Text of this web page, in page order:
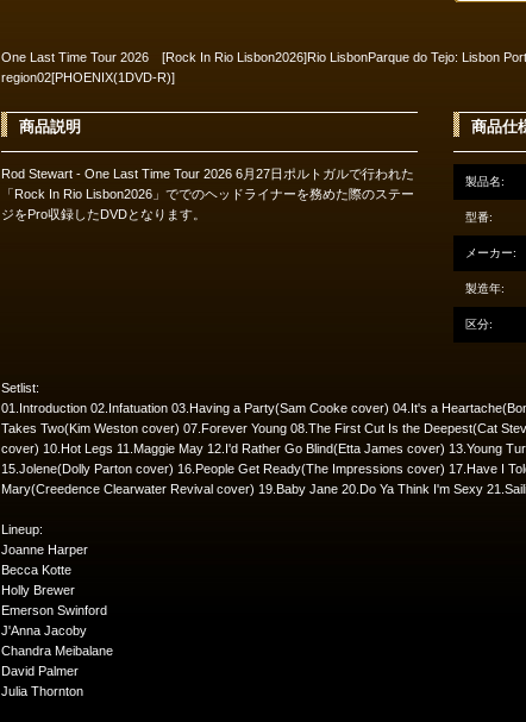
One Last Time Tour 2026 [Rock In Rio Lisbon2026]Rio LisbonParque do Tejo: Lisbon
region02[PHOENIX(1DVD-R)]
商品説明
Rod Stewart - One Last Time Tour 2026 6月27日ポルトガルで行われた
「Rock In Rio Lisbon2026」ででのヘッドライナーを務めた際のステー
ジをPro収録したDVDとなります。
商品仕
製品名:
型番:
メーカー:
製造年:
区分:
Setlist:
01.Introduction 02.Infatuation 03.Having a Party(Sam Cooke cover) 04.It's a
Takes Two(Kim Weston cover) 07.Forever Young 08.The First Cut Is the Deepest(Cat
cover) 10.Hot Legs 11.Maggie May 12.I'd Rather Go Blind(Etta James cover) 13.Young
15.Jolene(Dolly Parton cover) 16.People Get Ready(The Impressions cover) 17.Have I
Mary(Creedence Clearwater Revival cover) 19.Baby Jane 20.Do Ya Think I'm Sexy
Lineup:
Joanne Harper
Becca Kotte
Holly Brewer
Emerson Swinford
J'Anna Jacoby
Chandra Meibalane
David Palmer
Julia Thornton